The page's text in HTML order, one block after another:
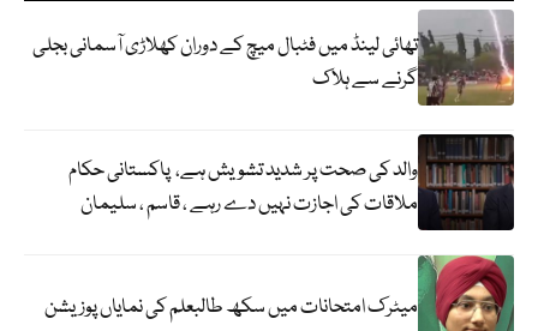
تھائی لینڈ میں فٹبال میچ کے دوران کھلاڑی آسمانی بجلی
گرنے سے ہلاک
والد کی صحت پر شدید تشویش ہے، پاکستانی حکام
ملاقات کی اجازت نہیں دے رہے ، قاسم ، سلیمان
میٹرک امتحانات میں سکھ طالبعلم کی نمایاں پوزیشن